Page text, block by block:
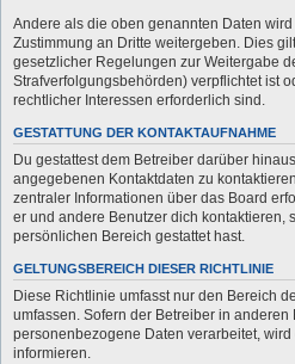
Andere als die oben genannten Daten
Zustimmung an Dritte weitergeben. Dies
gesetzlicher Regelungen zur Weitergabe
Strafverfolgungsbehörden) verpflichtet ist
rechtlicher Interessen erforderlich sind.
GESTATTUNG DER KONTAKTAUFNAHME
Du gestattest dem Betreiber darüber
angegebenen Kontaktdaten zu
zentraler Informationen über das Board
er und andere Benutzer dich kontaktieren,
persönlichen Bereich gestattet hast.
GELTUNGSBEREICH DIESER RICHTLINIE
Diese Richtlinie umfasst nur den Bereich
umfassen. Sofern der Betreiber in
personenbezogene Daten verarbeitet,
informieren.